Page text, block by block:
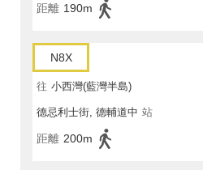
距離 190m
N8X
往 小西灣(藍灣半島)
德忌利士街, 德輔道中 站
距離 200m